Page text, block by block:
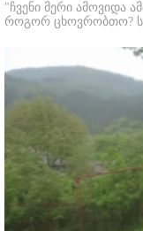
"ჩვენი მერი ამოვიდა
როგორ ცხოვრობთო?